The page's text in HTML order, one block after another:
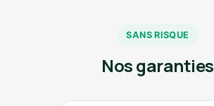
SANS RISQUE
Nos garanties